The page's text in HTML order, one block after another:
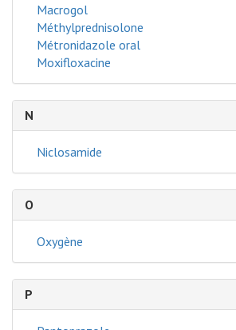
Macrogol
Méthylprednisolone
Métronidazole oral
Moxifloxacine
N
Niclosamide
O
Oxygène
P